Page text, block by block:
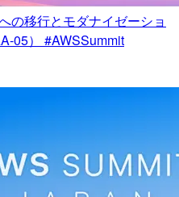
の移行とモダナイゼーショ
05） #AWSSummit